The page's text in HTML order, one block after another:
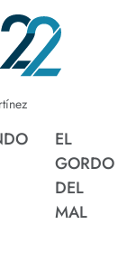
EL
GORDO
DEL
MAL